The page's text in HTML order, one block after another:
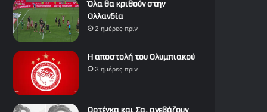
Όλα θα κριθούν στην
Ολλανδία
2 ημέρες πριν
Η αποστολή του Ολυμπιακού
3 ημέρες πριν
Ορτέγκα και Σα, ανεβάζουν